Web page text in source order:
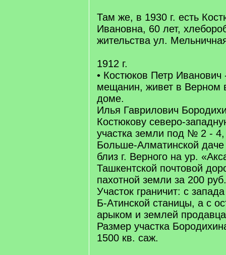
Там же, в 1930 г. есть
Ивановна, 60 лет,
жительства ул.
1912 г.
• Костюков Петр Иванович
мещанин, живет в Верном
доме.
Илья Гаврилович
Костюкову северо-
участка земли под № 2 -
Больше-Алматинской даче
близ г. Верного на ур.
Ташкентской почтовой
пахотной земли за 200 руб.
Участок граничит: с
Б-Атинской станицы, а с
арыком и землей
Размер участка
1500 кв. саж.